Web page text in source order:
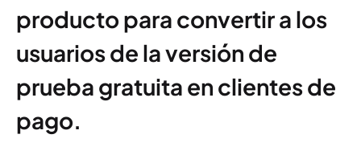
producto para convertir a los
usuarios de la versión de
prueba gratuita en clientes de
pago.